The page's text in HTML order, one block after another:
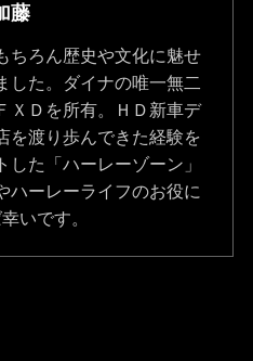
藤
ちろん歴史や文化に魅せ
した。ダイナの唯一無二
ＸＤを所有。ＨＤ新車デ
を渡り歩んできた経験を
た「ハーレーゾーン」
ハーレーライフのお役に
いです。